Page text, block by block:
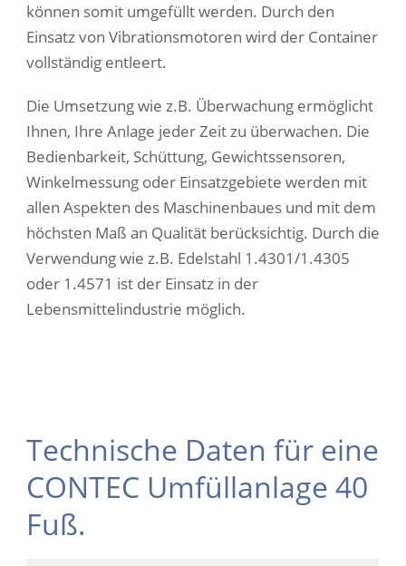
können somit umgefüllt werden. Durch den
Einsatz von Vibrationsmotoren wird der Container
vollständig entleert.
Die Umsetzung wie z.B. Überwachung ermöglicht
Ihnen, Ihre Anlage jeder Zeit zu überwachen. Die
Bedienbarkeit, Schüttung, Gewichtssensoren,
Winkelmessung oder Einsatzgebiete werden mit
allen Aspekten des Maschinenbaues und mit dem
höchsten Maß an Qualität berücksichtig. Durch die
Verwendung wie z.B. Edelstahl 1.4301/1.4305
oder 1.4571 ist der Einsatz in der
Lebensmittelindustrie möglich.
Technische Daten für eine
CONTEC Umfüllanlage 40
Fuß.